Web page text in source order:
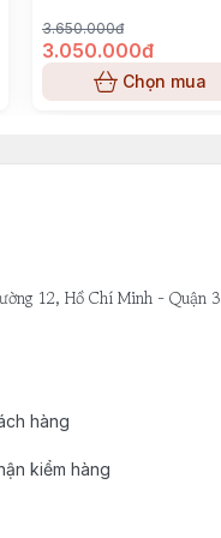
3.650.000đ
3.050.000đ
Chọn mua
12, Hồ Chí Minh - Quận 3
hàng
kiểm hàng